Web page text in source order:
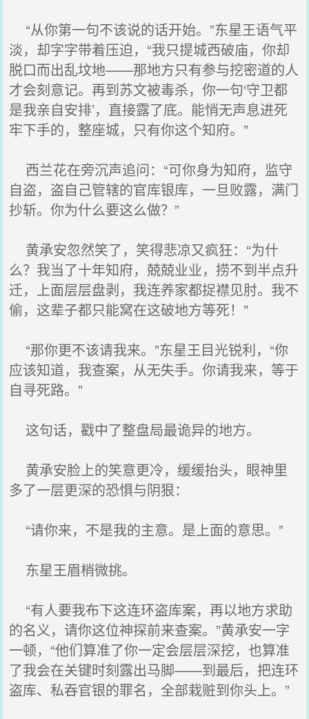
“从你第一句不该说的话开始。”东星王语气平
淡，却字字带着压迫，“我只提城西破庙，你却
脱口而出乱坟地——那地方只有参与挖密道的人
才会刻意记。再到苏文被毒杀，你一句‘守卫都
是我亲自安排’，直接露了底。能悄无声息进死
牢下手的，整座城，只有你这个知府。”
西兰花在旁沉声追问：“可你身为知府，监守
自盗，盗自己管辖的官库银库，一旦败露，满门
抄斩。你为什么要这么做？”
黄承安忽然笑了，笑得悲凉又疯狂：“为什
么？我当了十年知府，兢兢业业，捞不到半点升
迁，上面层层盘剥，我连养家都捉襟见肘。我不
偷，这辈子都只能窝在这破地方等死！”
“那你更不该请我来。”东星王目光锐利，“你
应该知道，我查案，从无失手。你请我来，等于
自寻死路。”
这句话，戳中了整盘局最诡异的地方。
黄承安脸上的笑意更冷，缓缓抬头，眼神里
多了一层更深的恐惧与阴狠：
“请你来，不是我的主意。是上面的意思。”
东星王眉梢微挑。
“有人要我布下这连环盗库案，再以地方求助
的名义，请你这位神探前来查案。”黄承安一字
一顿，“他们算准了你一定会层层深挖，也算准
了我会在关键时刻露出马脚——到最后，把连环
盗库、私吞官银的罪名，全部栽赃到你头上。”